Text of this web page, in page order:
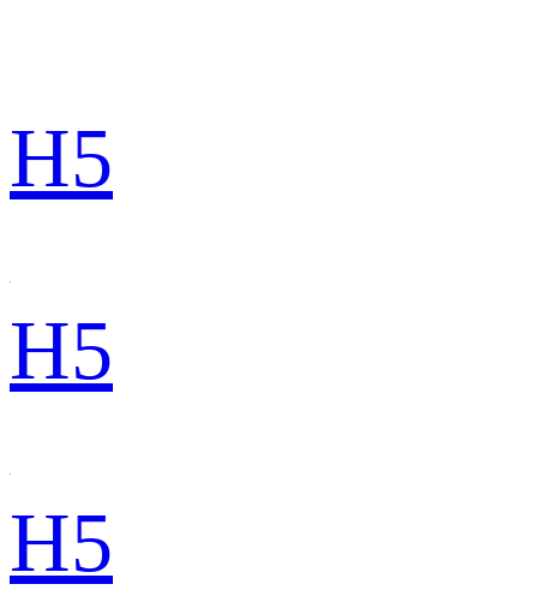
H5
H5
H5